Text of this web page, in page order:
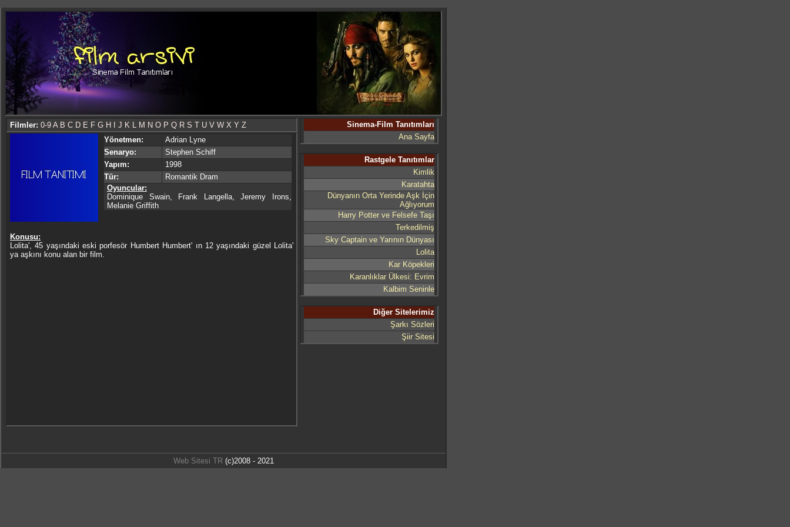
Filmler: 0-9 A B C D E F G H J K L M N O P Q R S T U V W X Y Z
Yönetmen:
Adrian Lyne
Senaryo:
Stephen Schiff
Yapım:
1998
Tür:
Romantik Dram
Oyuncular:
Dominique Swain, Frank Langella, Jeremy Irons,
Melanie Griffith
Konusu:
Lolita', 45 yaşındaki eski porfesör Humbert Humbert' ın 12 yaşındaki güzel Lolita'
ya aşkını konu alan bir film.
Sinema-Film Tanıtımları
Ana Sayfa
Rastgele Tanıtımlar
Kimlik
Karatahta
Dünyanın Orta Yerinde Aşk İçin
Ağlıyorum
Harry Potter ve Felsefe Taşı
Terkedilmiş
Sky Captain ve Yarının Dünyası
Lolita
Kar Köpekleri
Karanlıklar Ülkesi: Evrim
Kalbim Seninle
Diğer Sitelerimiz
Şarkı Sözleri
Şiir Sitesi
Web Sitesi TR(c)2008 - 2021